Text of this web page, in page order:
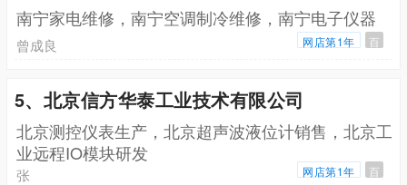
南宁家电维修，南宁空调制冷维修，南宁电子仪器
曾成良 网店第1年 百
5、北京信方华泰工业技术有限公司
北京测控仪表生产，北京超声波液位计销售，北京工
业远程IO模块研发
张 网店第1年 百